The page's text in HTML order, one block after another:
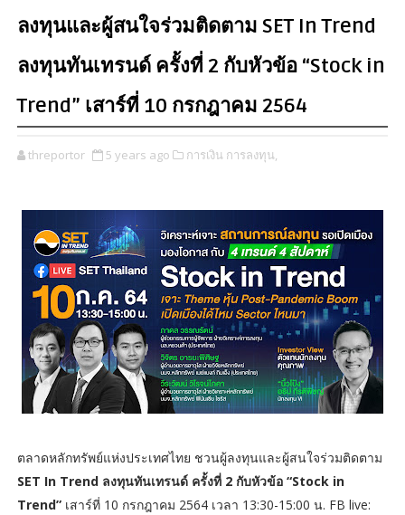
ลงทุนและผู้สนใจร่วมติดตาม SET In Trend
ลงทุนทันเทรนด์ ครั้งที่ 2 กับหัวข้อ “Stock in
Trend” เสาร์ที่ 10 กรกฎาคม 2564
threportor 5 years ago การเงิน การลงทุน,
ตลาดหลักทรัพย์แห่งประเทศไทย ชวนผู้ลงทุนและผู้สนใจร่วมติดตาม
SET In Trend ลงทุนทันเทรนด์ ครั้งที่ 2 กับหัวข้อ “Stock in
Trend” เสาร์ที่ 10 กรกฎาคม 2564 เวลา 13:30-15:00 น. FB live: